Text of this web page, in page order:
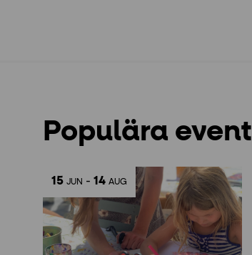
Populära event
15 JUN - 14 AUG